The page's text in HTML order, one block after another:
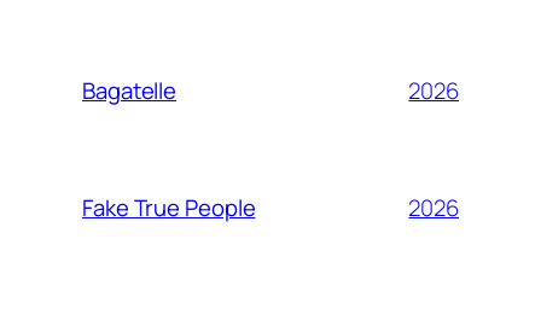
Bagatelle 2026
Fake True People 2026